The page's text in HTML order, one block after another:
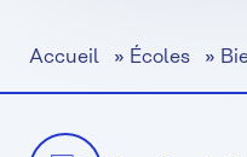
Accueil » Écoles »